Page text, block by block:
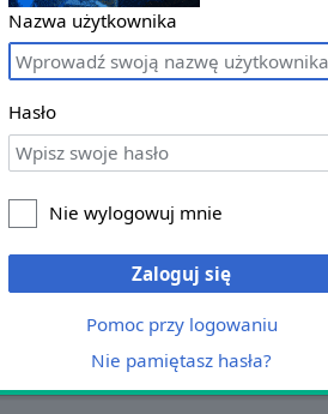
Nazwa użytkownika
Hasło
Nie wylogowuj mnie
Zaloguj się
Pomoc przy logowaniu
Nie pamiętasz hasła?